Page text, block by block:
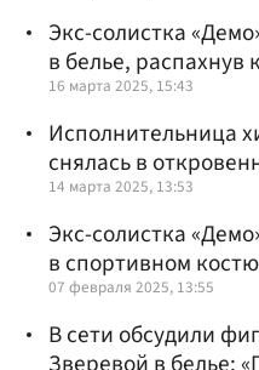
Экс-солистка
в белье,
16 марта 2025, 15:43
Исполнительница
снялась в
14 марта 2025, 13:53
Экс-солистка
в спортивном
07 февраля 2025, 13:55
В сети обсудили